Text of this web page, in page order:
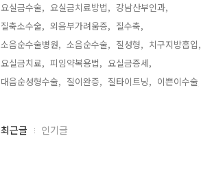
요실금수술, 요실금치료방법, 강남산부인과,
질축소수술, 외음부가려움증, 질수축,
소음순수술병원, 소음순수술, 질성형, 치구지방흡입,
요실금치료, 피임약복용법, 요실금증세,
대음순성형수술, 질이완증, 질타이트닝, 이쁜이수술,
최
최근글 인기글